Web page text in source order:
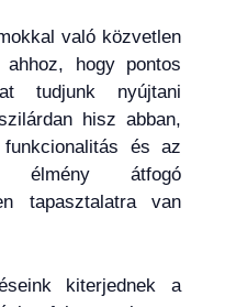
való közvetlen
ahhoz, hogy pontos
tudjunk nyújtani
hisz abban,
és az
élmény átfogó
tapasztalatra van
kiterjednek a